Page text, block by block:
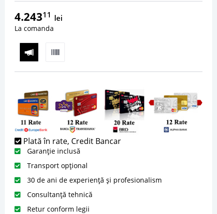
4.24311 lei
La comanda
Plată în rate, Credit Bancar
Garanție inclusă
Transport opțional
30 de ani de experiență și profesionalism
Consultanță tehnică
Retur conform legii